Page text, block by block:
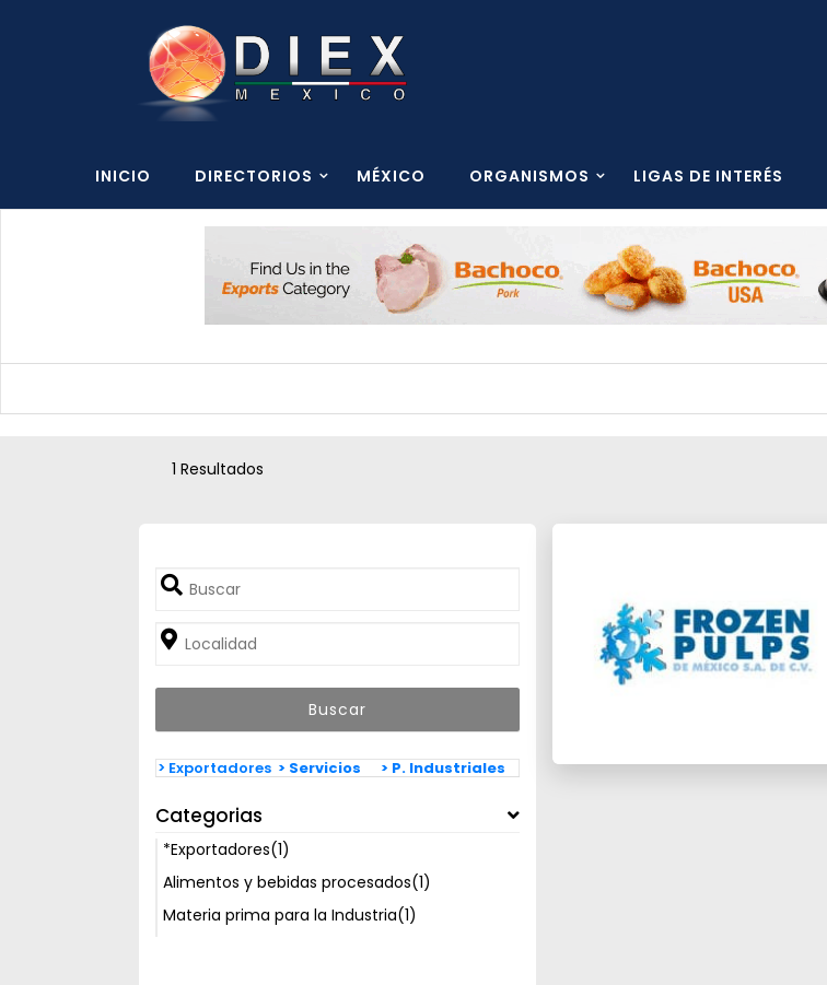
INICIO DIRECTORIOS MÉXICO ORGANISMOS LIGAS DE INTERÉS
> Exportadores > Servicios > P. Industriales
Categorias
*Exportadores(1)
Alimentos y bebidas procesados(1)
Materia prima para la Industria(1)
1 Resultados